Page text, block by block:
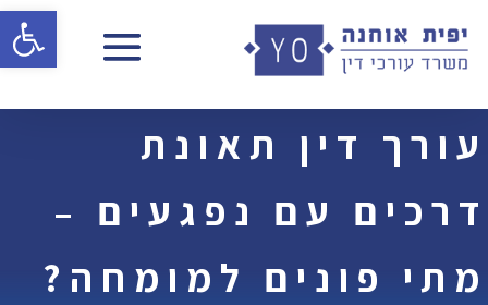
עורך דין תאונת
דרכים עם נפגעים –
מתי פונים למומחה?